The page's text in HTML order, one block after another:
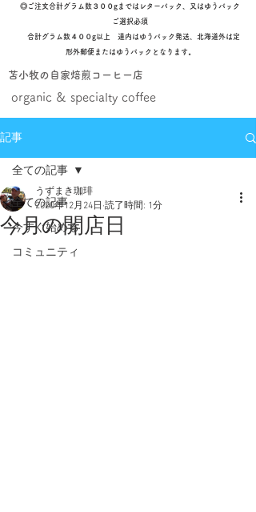
◎ご注文合計グラム数３００gまではレターパック、又はゆうパック
ご選択必須
合計グラム数４００g以上 道内はゆうパック発送、北海道外は定
形外郵便またはゆうパックとなります 。
苫小牧の自家焙煎コーヒー店
organic & specialty coffee
記事
全ての記事
今すぐ始める
コミュニティ
全ての記事
今月の開店日
うずまき珈琲
2020年12月24日 読了時間: 1分